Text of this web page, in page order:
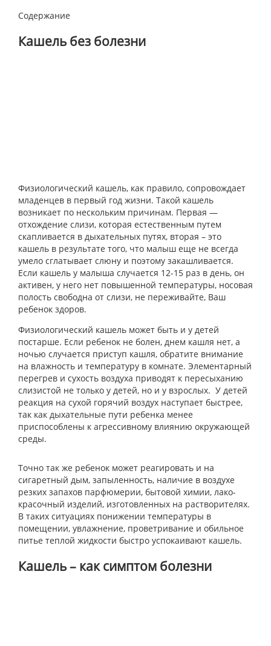
Содержание
Кашель без болезни
Физиологический кашель, как правило, сопровождает
младенцев в первый год жизни. Такой кашель
возникает по нескольким причинам. Первая —
отхождение слизи, которая естественным путем
скапливается в дыхательных путях, вторая – это
кашель в результате того, что малыш еще не всегда
умело сглатывает слюну и поэтому закашливается.
Если кашель у малыша случается 12-15 раз в день, он
активен, у него нет повышенной температуры, носовая
полость свободна от слизи, не переживайте, Ваш
ребенок здоров.
Физиологический кашель может быть и у детей
постарше. Если ребенок не болен, днем кашля нет, а
ночью случается приступ кашля, обратите внимание
на влажность и температуру в комнате. Элементарный
перегрев и сухость воздуха приводят к пересыханию
слизистой не только у детей, но и у взрослых. У детей
реакция на сухой горячий воздух наступает быстрее,
так как дыхательные пути ребенка менее
приспособлены к агрессивному влиянию окружающей
среды.
Точно так же ребенок может реагировать и на
сигаретный дым, запыленность, наличие в воздухе
резких запахов парфюмерии, бытовой химии, лако-
красочный изделий, изготовленных на растворителях.
В таких ситуациях понижении температуры в
помещении, увлажнение, проветривание и обильное
питье теплой жидкости быстро успокаивают кашель.
Кашель – как симптом болезни